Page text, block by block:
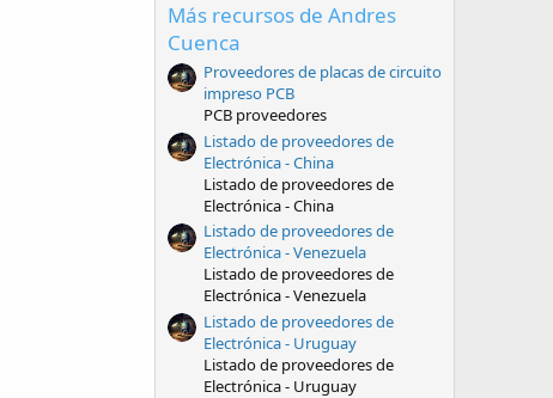
r
Más recursos de Andres
Cuenca
Proveedores de placas de circuito
impreso PCB
PCB proveedores
Listado de proveedores de
Electrónica - China
Listado de proveedores de
Electrónica - China
Listado de proveedores de
Electrónica - Venezuela
Listado de proveedores de
Electrónica - Venezuela
Listado de proveedores de
Electrónica - Uruguay
Listado de proveedores de
Electrónica - Uruguay